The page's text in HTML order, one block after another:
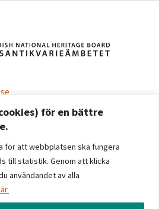
för en bättre
för att webbplatsen ska fungera
till statistik. Genom att klicka
användandet av alla